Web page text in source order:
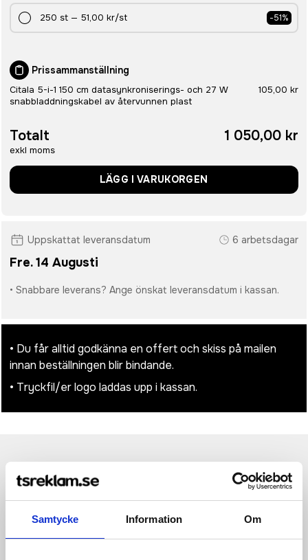
Samtycke Information Om
250 st — 51,00 kr/st -51%
Prissammanställning
Citala 5-i-1 150 cm datasynkroniserings- och 27 W
snabbladdningskabel av återvunnen plast
105,00 kr
Totalt
exkl moms
1 050,00 kr
LÄGG I VARUKORGEN
Uppskattat leveransdatum 6 arbetsdagar
Fre. 14 Augusti
• Snabbare leverans? Ange önskat leveransdatum i kassan.
• Du får alltid godkänna en offert och skiss på mailen
innan beställningen blir bindande.
• Tryckfil/er logo laddas upp i kassan.
Recensioner 954 st)
snabbladdning är tillverkad av återvunnen plast. Denna kabel
har en USB-A- och en Typ-C-ingångskontakt kombinerad med